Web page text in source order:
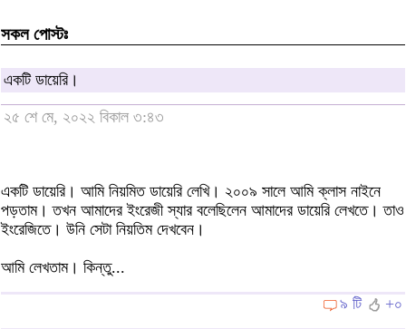
সকল পোস্টঃ
একটি ডায়েরি।
২৫ শে মে, ২০২২ বিকাল ৩:৪৩
একটি ডায়েরি। আমি নিয়মিত ডায়েরি লেখি। ২০০৯ সালে আমি ক্লাস নাইনে
পড়তাম। তখন আমাদের ইংরেজী স্যার বলেছিলেন আমাদের ডায়েরি লেখতে। তাও
ইংরেজিতে। উনি সেটা নিয়তিম দেখবেন।
আমি লেখতাম। কিন্তু...
৯ টি
+০